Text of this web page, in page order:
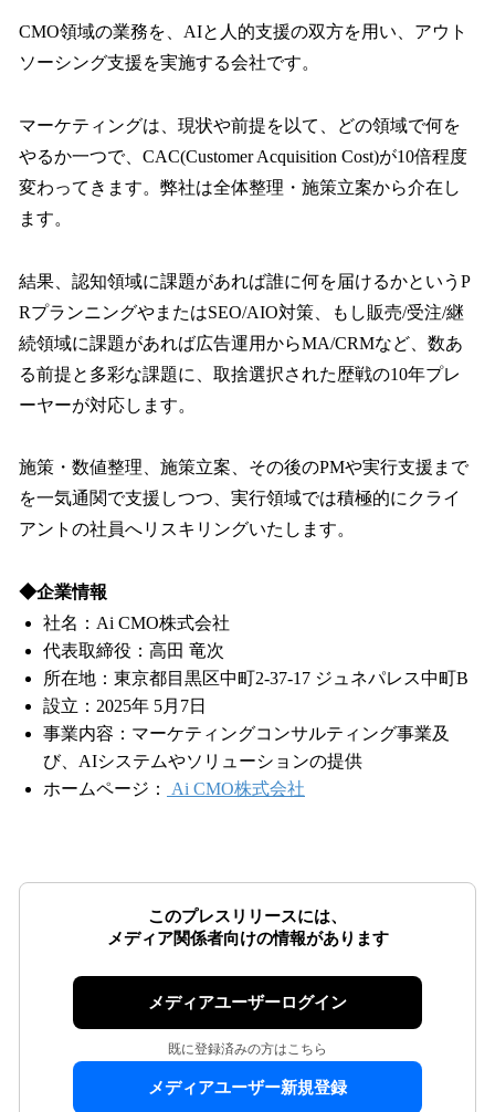
CMO領域の業務を、AIと人的支援の双方を用い、アウト
ソーシング支援を実施する会社です。
マーケティングは、現状や前提を以て、どの領域で何を
やるか一つで、CAC(Customer Acquisition Cost)が10倍程度
変わってきます。弊社は全体整理・施策立案から介在し
ます。
結果、認知領域に課題があれば誰に何を届けるかというP
RプランニングやまたはSEO/AIO対策、もし販売/受注/継
続領域に課題があれば広告運用からMA/CRMなど、数あ
る前提と多彩な課題に、取捨選択された歴戦の10年プレ
ーヤーが対応します。
施策・数値整理、施策立案、その後のPMや実行支援まで
を一気通関で支援しつつ、実行領域では積極的にクライ
アントの社員へリスキリングいたします。
◆企業情報
社名：Ai CMO株式会社
代表取締役：高田 竜次
所在地：東京都目黒区中町2-37-17 ジュネパレス中町B
設立：2025年 5月7日
事業内容：マーケティングコンサルティング事業及
び、AIシステムやソリューションの提供
ホームページ：
Ai CMO株式会社
このプレスリリースには、
メディア関係者向けの情報があります
メディアユーザーログイン
既に登録済みの方はこちら
メディアユーザー新規登録